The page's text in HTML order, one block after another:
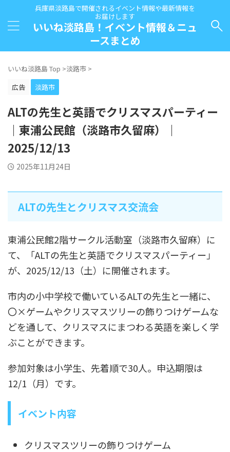
兵庫県淡路島で開催されるイベント情報や最新情報を
お届けします
いいね淡路島！イベント情報＆ニュ
ースまとめ
いいね淡路島 Top >淡路市 >
広告
淡路市
ALTの先生と英語でクリスマスパーティー
｜東浦公民館（淡路市久留麻）｜
2025/12/13
2025年11月24日
ALTの先生とクリスマス交流会
東浦公民館2階サークル活動室（淡路市久留麻）に
て、「ALTの先生と英語でクリスマスパーティー」
が、2025/12/13（土）に開催されます。
市内の小中学校で働いているALTの先生と一緒に、
〇×ゲームやクリスマスツリーの飾りつけゲームな
どを通して、クリスマスにまつわる英語を楽しく学
ぶことができます。
参加対象は小学生、先着順で30人。申込期限は
12/1（月）です。
イベント内容
クリスマスツリーの飾りつけゲーム